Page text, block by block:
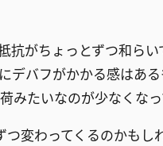
抗がちょっとずつ和ら
デバフがかかる感はあ
たいなのが少なくなっ
変わってくるのかもし